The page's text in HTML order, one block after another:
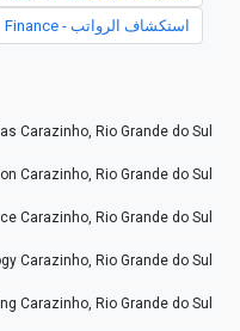
استكشاف الرواتب - Finance
Carazinho, Rio Grande do Sul
Carazinho, Rio Grande do Sul
Carazinho, Rio Grande do Sul
Carazinho, Rio Grande do Sul
Carazinho, Rio Grande do Sul